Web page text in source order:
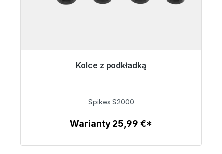
Kolce z podkładką
Gotowy do natychmiastowej wysyłki, czas
51,49 €
Spikes S2000
Warianty 25,99 €*